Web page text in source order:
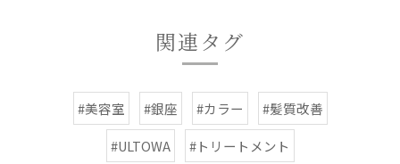
関連タグ
#美容室 #銀座 #カラー
#髪質改善
#ULTOWA
#トリートメント